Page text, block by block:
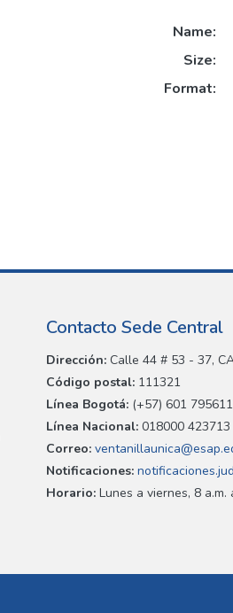
Name:
Size:
Format:
Contacto Sede Central
Dirección: Calle 44 # 53 - 37,
Código postal: 111321
Línea Bogotá: (+57) 601
Línea Nacional: 018000 423713
Correo:
Notificaciones:
Horario: Lunes a viernes, 8 a.m.